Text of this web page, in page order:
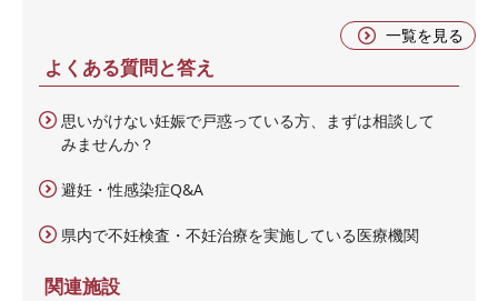
一覧を見る
よくある質問と答え
思いがけない妊娠で戸惑っている方、まずは相談して
みませんか？
避妊・性感染症Q&A
県内で不妊検査・不妊治療を実施している医療機関
関連施設